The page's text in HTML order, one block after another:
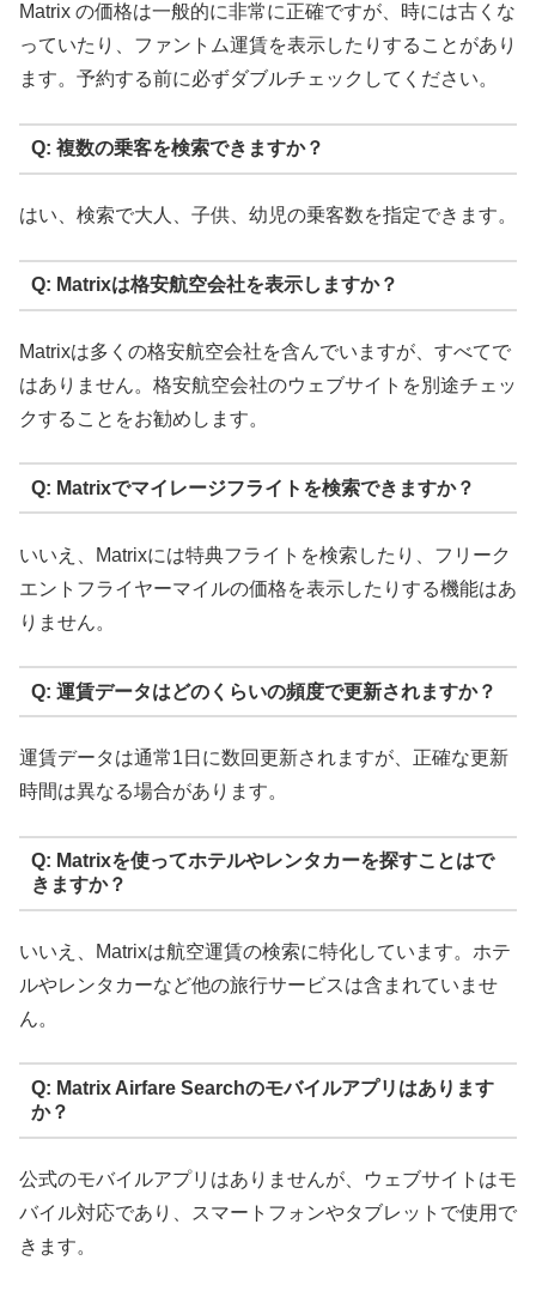
Matrix の価格は一般的に非常に正確ですが、時には古くな
っていたり、ファントム運賃を表示したりすることがあり
ます。予約する前に必ずダブルチェックしてください。
Q: 複数の乗客を検索できますか？
はい、検索で大人、子供、幼児の乗客数を指定できます。
Q: Matrixは格安航空会社を表示しますか？
Matrixは多くの格安航空会社を含んでいますが、すべてで
はありません。格安航空会社のウェブサイトを別途チェッ
クすることをお勧めします。
Q: Matrixでマイレージフライトを検索できますか？
いいえ、Matrixには特典フライトを検索したり、フリーク
エントフライヤーマイルの価格を表示したりする機能はあ
りません。
Q: 運賃データはどのくらいの頻度で更新されますか？
運賃データは通常1日に数回更新されますが、正確な更新
時間は異なる場合があります。
Q: Matrixを使ってホテルやレンタカーを探すことはで
きますか？
いいえ、Matrixは航空運賃の検索に特化しています。ホテ
ルやレンタカーなど他の旅行サービスは含まれていませ
ん。
Q: Matrix Airfare Searchのモバイルアプリはあります
か？
公式のモバイルアプリはありませんが、ウェブサイトはモ
バイル対応であり、スマートフォンやタブレットで使用で
きます。